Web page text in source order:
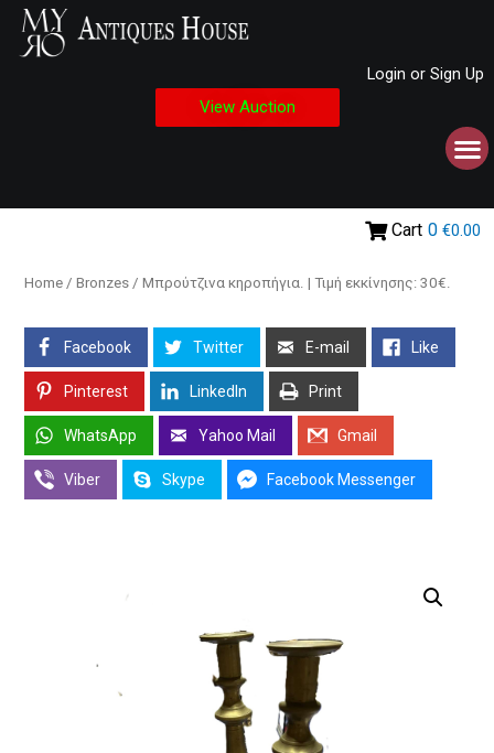
Login or Sign Up
View Auction
Cart 0 €0.00
Home / Bronzes / Μπρούτζινα κηροπήγια. | Τιμή εκκίνησης: 30€.
Facebook Twitter E-mail Like
Pinterest LinkedIn Print
WhatsApp Yahoo Mail Gmail
Viber Skype Facebook Messenger